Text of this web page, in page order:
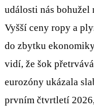
události nás
Vyšší ceny ropy a
do zbytku
vidí, že šok
eurozóny ukázala
prvním čtvrtletí